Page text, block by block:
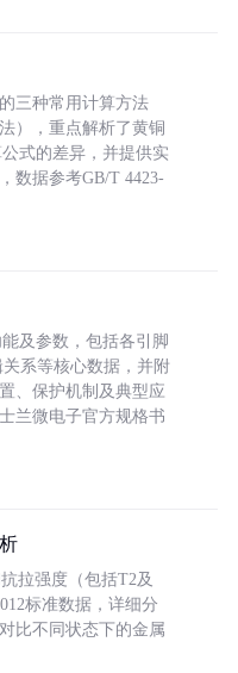
三种常用计算方法
），重点解析了黄铜
式的差异，并提供实
数据参考GB/T 4423-
及参数，包括各引脚
系等核心数据，并附
、保护机制及典型应
兰微电子官方规格书
拉强度（包括T2及
标准数据，详细分
比不同状态下的金属